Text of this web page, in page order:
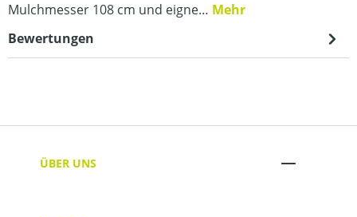
Mulchmesser 108 cm und eigne… Mehr
Bewertungen
ÜBER UNS